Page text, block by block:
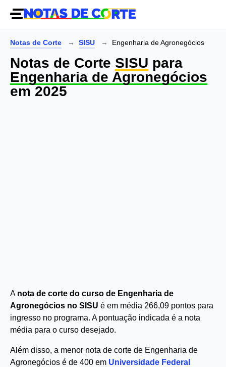
Notas de Corte SISU Engenharia de Agronegócios
Notas de Corte SISU para
Engenharia de Agronegócios
em 2025
A nota de corte do curso de Engenharia de
Agronegócios no SISU é em média 266,09 pontos para
ingresso no programa. A pontuação indicada é a nota
média para o curso desejado.
Além disso, a menor nota de corte de Engenharia de
Agronegócios é de 400 em Universidade Federal